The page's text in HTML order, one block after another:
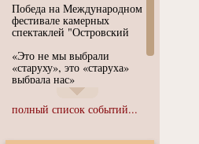
Победа на Международном
фестивале камерных
спектаклей "Островский
«Это не мы выбрали
«старуху», это «старуха»
выбрала нас»
Иммерсивный спектакль
"Язык чистого полета
полный список событий...